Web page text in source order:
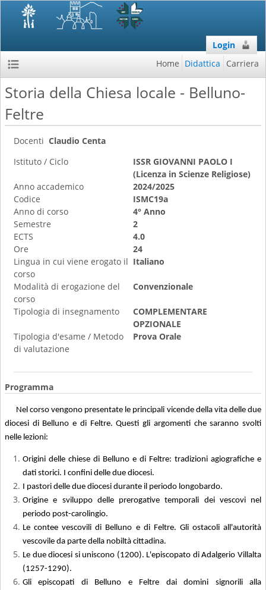
Login
Home Didattica Carriera
Storia della Chiesa locale - Belluno-
Feltre
Docenti Claudio Centa
Istituto / Ciclo
ISSR GIOVANNI PAOLO I
(Licenza in Scienze Religiose)
Anno accademico
2024/2025
Codice
ISMC19a
Anno di corso
4° Anno
Semestre
2
ECTS
4.0
Ore
24
Lingua in cui viene erogato il
corso
Italiano
Modalità di erogazione del
corso
Convenzionale
Tipologia di insegnamento
COMPLEMENTARE
OPZIONALE
Tipologia d'esame / Metodo
di valutazione
Prova Orale
Programma
Nel corso vengono presentate le principali vicende della vita delle due
diocesi di Belluno e di Feltre. Questi gli argomenti che saranno svolti
nelle lezioni:
Origini delle chiese di Belluno e di Feltre: tradizioni agiografiche e
dati storici. I confini delle due diocesi.
I pastori delle due diocesi durante il periodo longobardo.
Origine e sviluppo delle prerogative temporali dei vescovi nel
periodo post-carolingio.
Le contee vescovili di Belluno e di Feltre. Gli ostacoli all'autorità
vescovile da parte della nobiltà cittadina.
Le due diocesi si uniscono (1200). L'episcopato di Adalgerio Villalta
(1257-1290).
Gli episcopati di Belluno e Feltre dai domini signorili alla